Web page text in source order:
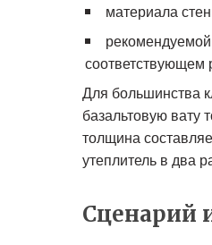
материала
соответствующем
Для большинства
базальтовую
толщина
утеплитель в два
Сценарий